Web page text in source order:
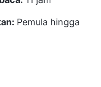
Pemula hingga